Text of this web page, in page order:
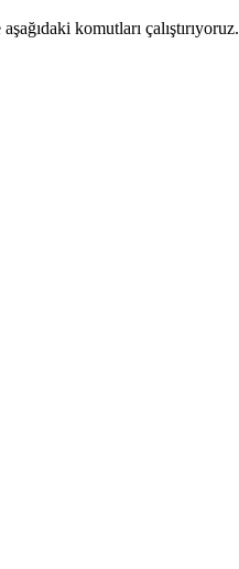
komutları çalıştırıyoruz.